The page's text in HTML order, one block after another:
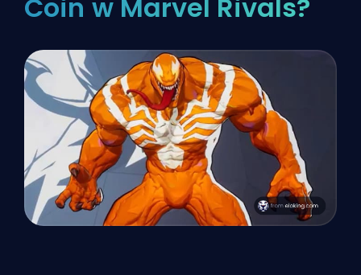
Coin w Marvel Rivals?